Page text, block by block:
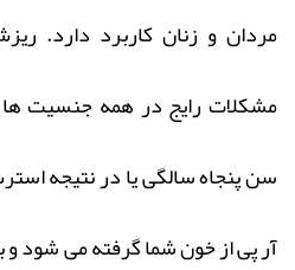
مردان و زنان کاربرد دارد.
مشکلات رایج در همه جنسیت
سن پنجاه سالگی یا در نتیجه
آر پی از خون شما گرفته می شود